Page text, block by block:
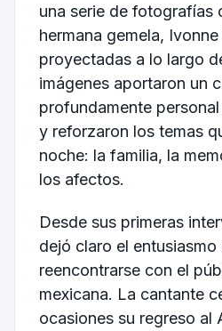
una serie de fotografías
hermana gemela, Ivonne
proyectadas a lo largo
imágenes aportaron un
profundamente
y reforzaron los temas
noche: la familia, la
los afectos.
Desde sus primeras
dejó claro el
reencontrarse con el
mexicana. La cantante
ocasiones su regreso al